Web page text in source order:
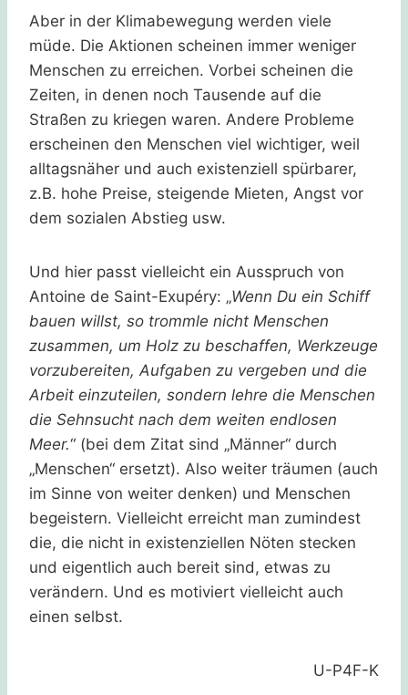
Aber in der Klimabewegung werden viele
müde. Die Aktionen scheinen immer weniger
Menschen zu erreichen. Vorbei scheinen die
Zeiten, in denen noch Tausende auf die
Straßen zu kriegen waren. Andere Probleme
erscheinen den Menschen viel wichtiger, weil
alltagsnäher und auch existenziell spürbarer,
z.B. hohe Preise, steigende Mieten, Angst vor
dem sozialen Abstieg usw.
Und hier passt vielleicht ein Ausspruch von
Antoine de Saint-Exupéry: „Wenn Du ein Schiff
bauen willst, so trommle nicht Menschen
zusammen, um Holz zu beschaffen, Werkzeuge
vorzubereiten, Aufgaben zu vergeben und die
Arbeit einzuteilen, sondern lehre die Menschen
die Sehnsucht nach dem weiten endlosen
Meer.“ (bei dem Zitat sind „Männer“ durch
„Menschen“ ersetzt). Also weiter träumen (auch
im Sinne von weiter denken) und Menschen
begeistern. Vielleicht erreicht man zumindest
die, die nicht in existenziellen Nöten stecken
und eigentlich auch bereit sind, etwas zu
verändern. Und es motiviert vielleicht auch
einen selbst.
U-P4F-K